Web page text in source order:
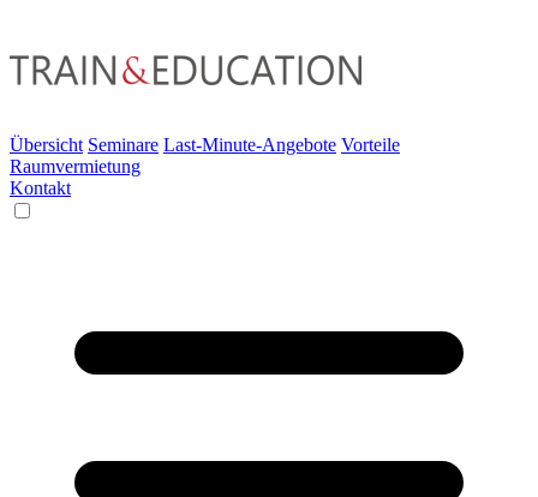
Übersicht Seminare Last-Minute-Angebote Vorteile
Raumvermietung
Kontakt